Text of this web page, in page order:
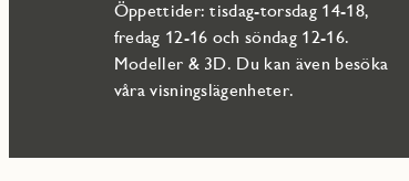
Öppettider: tisdag-torsdag 14-18,
fredag 12-16 och söndag 12-16.
Modeller & 3D. Du kan även besöka
våra visningslägenheter.